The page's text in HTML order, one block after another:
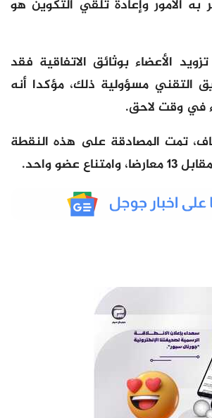
به الأمور وإعادة تلقي التكوين هو
الأعضاء بوثائق الاتفاقية فقد
التقني مسؤولية ذلك، مؤكدا أنه
في وقت لاحق.
تمت المصادقة على هذه النقطة